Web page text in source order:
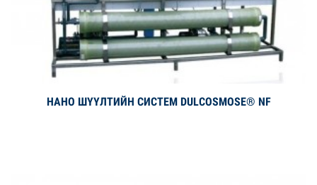
Дэлгэрэнгүй
НАНО ШҮҮЛТИЙН СИСТЕМ DULCOSMOSE® NF